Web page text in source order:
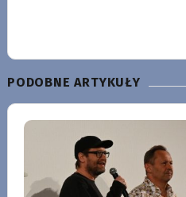
PODOBNE ARTYKUŁY